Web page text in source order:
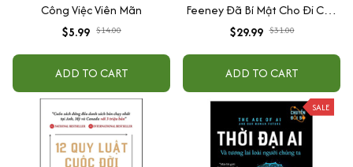
Công Việc Viên Mãn
$5.99 $14.00
ADD TO CART
Feeney Đã Bí Mật Cho Đi Của
Cải Như Thế Nào
$29.99 $31.00
ADD TO CART
SALE